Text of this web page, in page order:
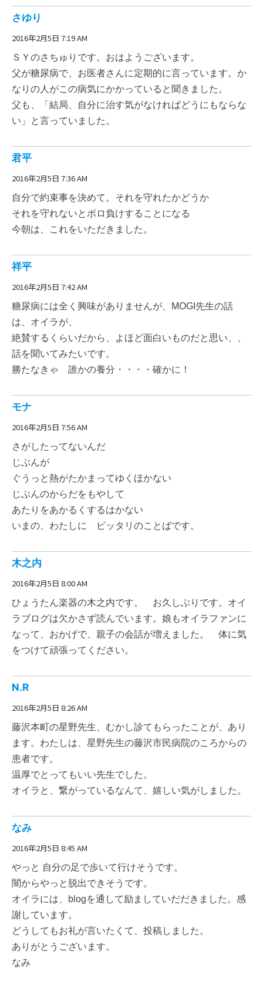
さゆり
2016年2月5日 7:19 AM
ＳＹのさちゅりです。おはようございます。
父が糖尿病で、お医者さんに定期的に言っています。か
なりの人がこの病気にかかっていると聞きました。
父も、「結局、自分に治す気がなければどうにもならな
い」と言っていました。
君平
2016年2月5日 7:36 AM
自分で約束事を決めて。それを守れたかどうか
それを守れないとボロ負けすることになる
今朝は、これをいただきました。
祥平
2016年2月5日 7:42 AM
糖尿病には全く興味がありませんが、MOGI先生の話
は、オイラが、
絶賛するくらいだから、よほど面白いものだと思い、、
話を聞いてみたいです。
勝たなきゃ 誰かの養分・・・・確かに！
モナ
2016年2月5日 7:56 AM
さがしたってないんだ
じぶんが
ぐうっと熱がたかまってゆくほかない
じぶんのからだをもやして
あたりをあかるくするはかない
いまの、わたしに ピッタリのことばです。
木之内
2016年2月5日 8:00 AM
ひょうたん楽器の木之内です。 お久しぶりです。オイ
ラブログは欠かさず読んでいます。娘もオイラファンに
なって、おかげで、親子の会話が増えました。 体に気
をつけて頑張ってください。
N.R
2016年2月5日 8:26 AM
藤沢本町の星野先生、むかし診てもらったことが、あり
ます。わたしは、星野先生の藤沢市民病院のころからの
患者です。
温厚でとってもいい先生でした。
オイラと、繋がっているなんて、嬉しい気がしました。
なみ
2016年2月5日 8:45 AM
やっと 自分の足で歩いて行けそうです。
闇からやっと脱出できそうです。
オイラには、blogを通して励ましていだだきました。感
謝しています。
どうしてもお礼が言いたくて、投稿しました。
ありがとうございます。
なみ